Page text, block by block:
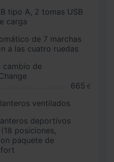
tipo A, 2 tomas USB
carga
de 7 marchas
a las cuatro ruedas
cambio de
665 €
ventilados
deportivos
posiciones,
paquete de